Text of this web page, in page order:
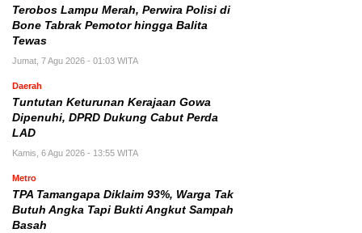
Terobos Lampu Merah, Perwira Polisi di
Bone Tabrak Pemotor hingga Balita
Tewas
Jumat, 7 Agu 2026 - 01:03 WITA
Daerah
Tuntutan Keturunan Kerajaan Gowa
Dipenuhi, DPRD Dukung Cabut Perda
LAD
Kamis, 6 Agu 2026 - 13:55 WITA
Metro
TPA Tamangapa Diklaim 93%, Warga Tak
Butuh Angka Tapi Bukti Angkut Sampah
Basah